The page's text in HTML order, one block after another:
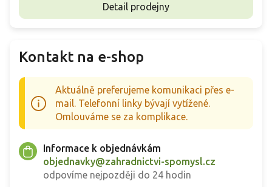
Detail prodejny
Kontakt na e-shop
Aktuálně preferujeme komunikaci přes e-
mail. Telefonní linky bývají vytížené.
Omlouváme se za komplikace.
Informace k objednávkám
objednavky@zahradnictvi-spomysl.cz
odpovíme nejpozději do 24 hodin